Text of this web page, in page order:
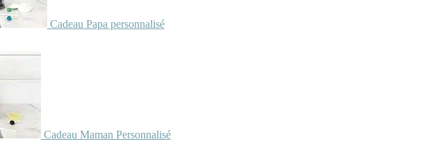
Cadeau Papa personnalisé
Cadeau Maman Personnalisé